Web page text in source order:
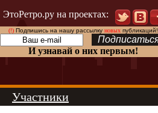
ЭтоРетро.ру на проектах:
(!)Подпишись на нашу рассылку новыхпубликаций!
И узнавай о них первым!
Участники